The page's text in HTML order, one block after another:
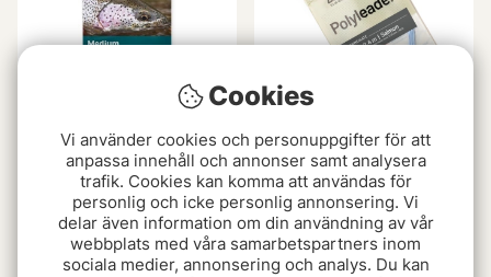
Rio Trout VersiLeader
Medium 10ft
269 kr
Guideline Polyleader
Salmon
fr. 139 kr
Cookies
Vi använder cookies och personuppgifter för att
anpassa innehåll och annonser samt analysera
trafik. Cookies kan komma att användas för
personlig och icke personlig annonsering. Vi
delar även information om din användning av vår
webbplats med våra samarbetspartners inom
sociala medier, annonsering och analys. Du kan